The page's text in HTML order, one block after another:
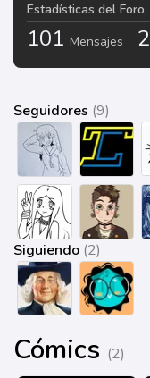
Estadísticas del Foro
101 Mensajes 2
Seguidores (9)
Siguiendo (2)
Cómics (2)